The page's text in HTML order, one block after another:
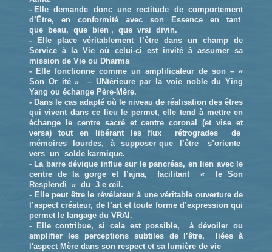
- Elle demande donc une rectitude de comportement
d’Être, en conformité avec son Essence en tant
que beau, que bien , que vrai divin.
- Elle place véritablement l’être dans un champ de
Service à la Vie où celui-ci est invité à assumer sa
mission de Vie ou Dharma
- Elle fonctionne comme un amplificateur de son – «
Son Or ité » – UNtérieure par la voie noble du Ying
Yang ou échange Père-Mère.
- Dans le cas adapté où le niveau de réalisation des êtres
qui vivent dans ce lieu le permet, elle tend à mettre en
échange le centre sacré et centre coronal (et vise et
versa) tout en libérant les flux rétrogrades de
mémoires lourdes, à supposer que l’être s’oriente
vers un solde karmique.
- La barre dévique influe sur le pancréas, en lien avec le
centre de la gorge et l’ajna, facilitant « le Son
Resplendi » du 3 e œil.
- Elle peut être le révélateur à une véritable ouverture de
l’aspect créateur, de l’art et toute forme d’expression qui
permet le langage du VRAI.
- Elle contribue, si cela est possible, à dévoiler ou
amplifier les perceptions subtiles de l’être, liées à
l'aspect Mère dans son respect et sa lumière de vie